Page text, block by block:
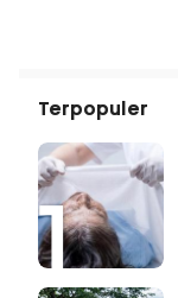
Terpopuler